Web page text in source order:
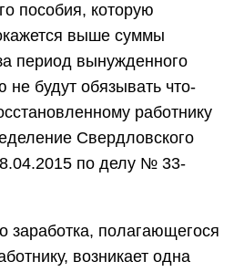
пособия, которую
выше суммы
период вынужденного
не будут обязывать что-
работнику
Свердловского
по делу № 33-
заработка, полагающегося
возникает одна